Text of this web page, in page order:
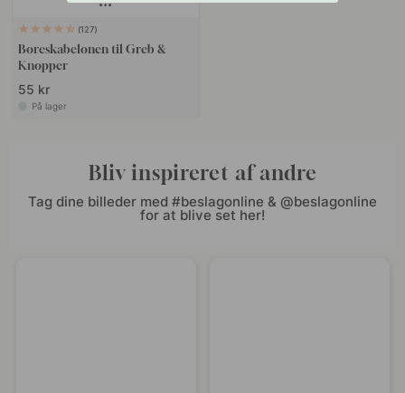
127
Boreskabelonen til Greb &
Knopper
55 kr
På lager
Bliv inspireret af andre
Tag dine billeder med #beslagonline & @beslagonline
for at blive set her!